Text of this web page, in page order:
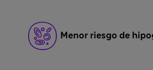
Menor riesgo de